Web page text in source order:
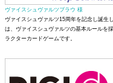
ヴァイスシュヴァルツブラウ 様
ヴァイスシュヴァルツ15周年を記念し誕生
は、ヴァイスシュヴァルツの基本ルールを
ラクターカードゲームです。